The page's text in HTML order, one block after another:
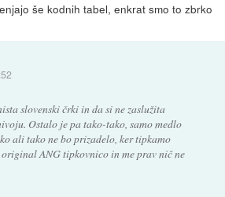
še kodnih tabel, enkrat smo to zbrko
slovenski črki in da si ne zaslužita
Ostalo je pa tako-tako, samo medlo
ali tako ne bo prizadelo, ker tipkamo
ANG tipkovnico in me prav nič ne